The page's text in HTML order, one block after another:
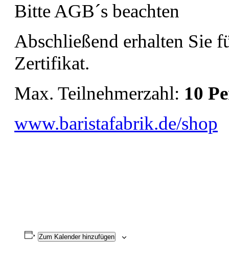
Bitte AGB´s beachten
Abschließend erhalten Sie
Zertifikat.
Max. Teilnehmerzahl: 10
www.baristafabrik.de/shop
Zum Kalender hinzufügen